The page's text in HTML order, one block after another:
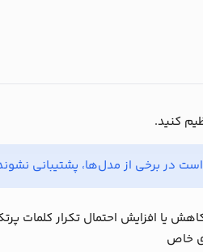
در برخی از مدل‌ها، پشتیبانی
یا افزایش احتمال تکرار کلمات
خاص